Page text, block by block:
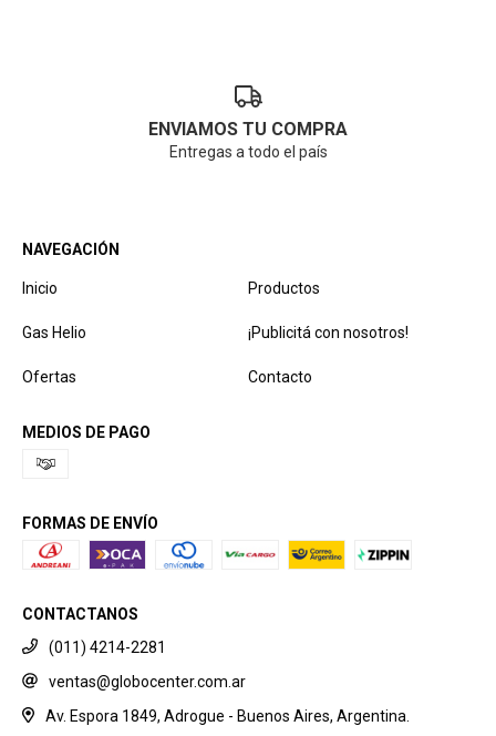
ENVIAMOS TU COMPRA
Entregas a todo el país
NAVEGACIÓN
Inicio Productos
Gas Helio ¡Publicitá con nosotros!
Ofertas Contacto
MEDIOS DE PAGO
FORMAS DE ENVÍO
CONTACTANOS
(011) 4214-2281
ventas@globocenter.com.ar
Av. Espora 1849, Adrogue - Buenos Aires, Argentina.